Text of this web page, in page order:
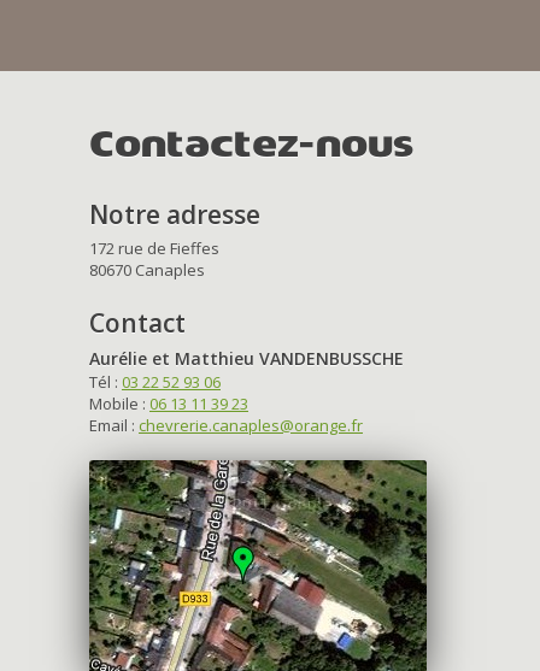
Contactez-nous
Notre adresse
172 rue de Fieffes
80670 Canaples
Contact
Aurélie et Matthieu VANDENBUSSCHE
Tél : 03 22 52 93 06
Mobile : 06 13 11 39 23
Email : chevrerie.canaples@orange.fr